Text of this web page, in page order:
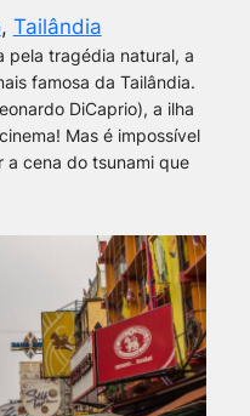
, Tailândia
pela tragédia natural, a
famosa da Tailândia.
DiCaprio), a ilha
Mas é impossível
a cena do tsunami que